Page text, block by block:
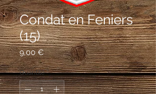
Condat en Feniers
(15)
9,00 €Prix
Quantité *